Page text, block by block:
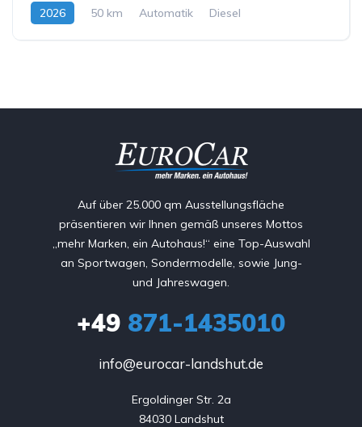
2026 50 km Automatik Diesel
Auf über 25.000 qm Ausstellungsfläche
präsentieren wir Ihnen gemäß unseres Mottos
„mehr Marken, ein Autohaus!“ eine Top-Auswahl
an Sportwagen, Sondermodelle, sowie Jung-
und Jahreswagen.
+49 871-1435010
info@eurocar-landshut.de
Ergoldinger Str. 2a
84030 Landshut